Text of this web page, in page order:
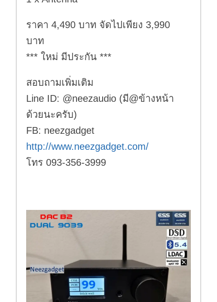
ราคา 4,490 บาท จัดไปเพียง 3,990
บาท
*** ใหม่ มีประกัน ***
สอบถามเพิ่มเติม
Line ID: @neezaudio (มี@ข้างหน้า
ด้วยนะครับ)
FB: neezgadget
http://www.neezgadget.com/
โทร 093-356-3999